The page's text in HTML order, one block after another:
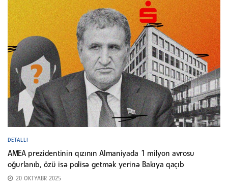
DETALLI
AMEA prezidentinin qızının Almaniyada 1 milyon avrosu
oğurlanıb, özü isə polisə getmək yerinə Bakıya qaçıb
20 OKTYABR 2025